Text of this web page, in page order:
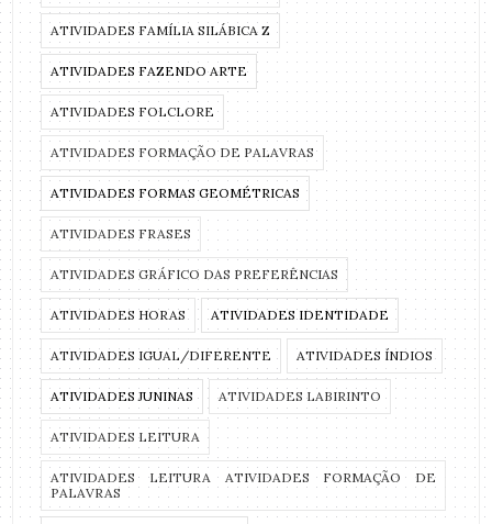
ATIVIDADES FAMÍLIA SILÁBICA Z
ATIVIDADES FAZENDO ARTE
ATIVIDADES FOLCLORE
ATIVIDADES FORMAÇÃO DE PALAVRAS
ATIVIDADES FORMAS GEOMÉTRICAS
ATIVIDADES FRASES
ATIVIDADES GRÁFICO DAS PREFERÊNCIAS
ATIVIDADES HORAS ATIVIDADES IDENTIDADE
ATIVIDADES IGUAL/DIFERENTE ATIVIDADES ÍNDIOS
ATIVIDADES JUNINAS ATIVIDADES LABIRINTO
ATIVIDADES LEITURA
ATIVIDADES LEITURA ATIVIDADES FORMAÇÃO DE
PALAVRAS